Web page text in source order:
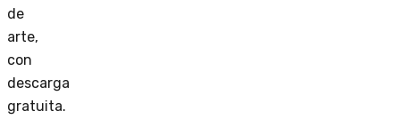
de
arte,
con
descarga
gratuita.